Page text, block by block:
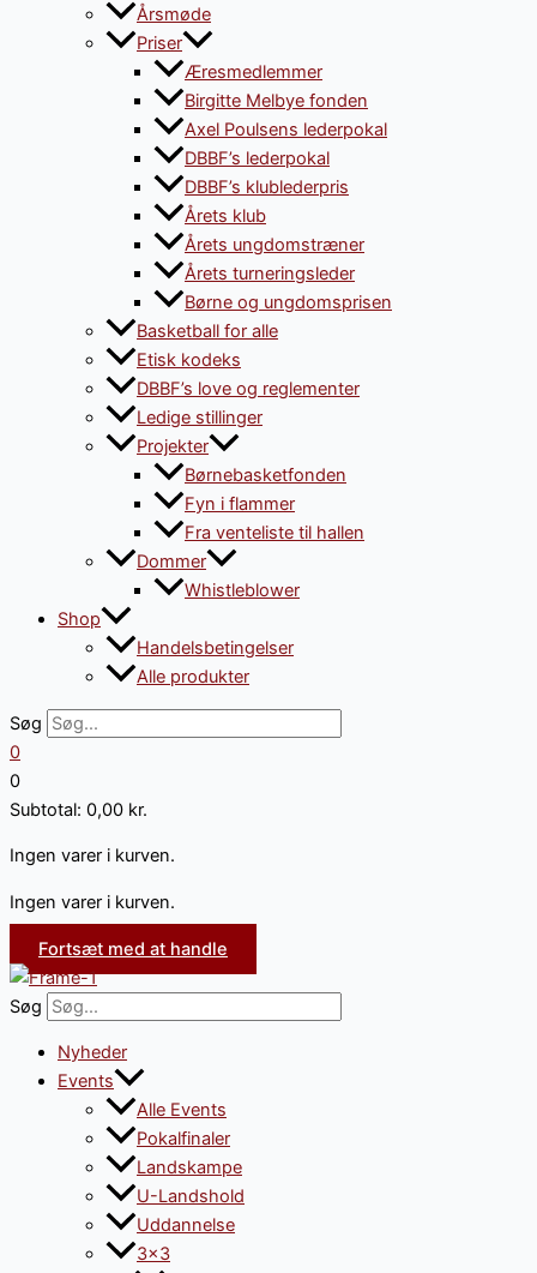
Årsmøde
Priser
Æresmedlemmer
Birgitte Melbye fonden
Axel Poulsens lederpokal
DBBF’s lederpokal
DBBF’s klublederpris
Årets klub
Årets ungdomstræner
Årets turneringsleder
Børne og ungdomsprisen
Basketball for alle
Etisk kodeks
DBBF’s love og reglementer
Ledige stillinger
Projekter
Børnebasketfonden
Fyn i flammer
Fra venteliste til hallen
Dommer
Whistleblower
Shop
Handelsbetingelser
Alle produkter
Søg
0
0
Subtotal: 0,00 kr.
Ingen varer i kurven.
Ingen varer i kurven.
Fortsæt med at handle
Søg
Nyheder
Events
Alle Events
Pokalfinaler
Landskampe
U-Landshold
Uddannelse
3×3